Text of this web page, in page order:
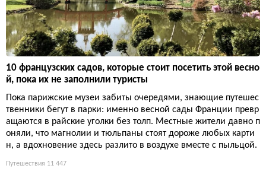
10 французских садов, которые стоит посетить этой весно
й, пока их не заполнили туристы
Пока парижские музеи забиты очередями, знающие путешес
твенники бегут в парки: именно весной сады Франции превр
ащаются в райские уголки без толп. Местные жители давно п
оняли, что магнолии и тюльпаны стоят дороже любых карти
н, а вдохновение здесь разлито в воздухе вместе с пыльцой.
Путешествия 11 447